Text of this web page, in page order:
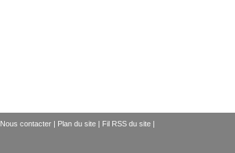
Nous contacter | Plan du site | Fil RSS du site |